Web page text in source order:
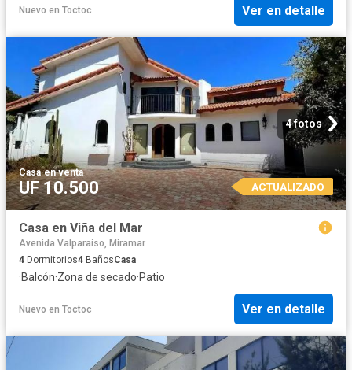
Nuevo en Toctoc Ver en detalle
4 fotos
Casa·en venta
UF 10.500 ACTUALIZADO
Casa en Viña del Mar
Avenida Valparaíso, Miramar
4 Dormitorios4 BañosCasa
·Balcón·Zona de secado·Patio
Nuevo en Toctoc Ver en detalle